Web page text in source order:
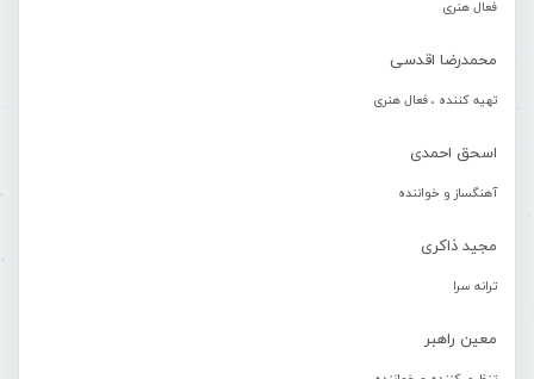
فعال هنری
محمدرضا اقدسی
تهیه کننده ، فعال هنری
اسحق احمدی
آهنگساز و خواننده
مجید ذاکری
ترانه سرا
معین راهبر